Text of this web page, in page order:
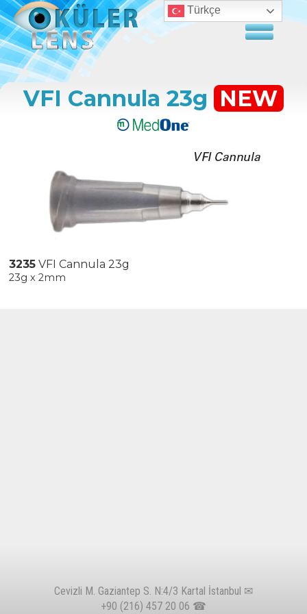
VFI Cannula 23g NEW
3235 VFI Cannula 23g
23g x 2mm
Cevizli M. Gaziantep S. N:4/3 Kartal İstanbul ✉
+90 (216) 457 20 06 ☎
Türkçe